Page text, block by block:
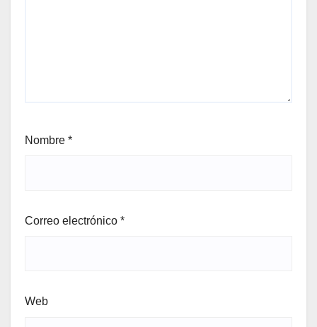
Nombre *
Correo electrónico *
Web